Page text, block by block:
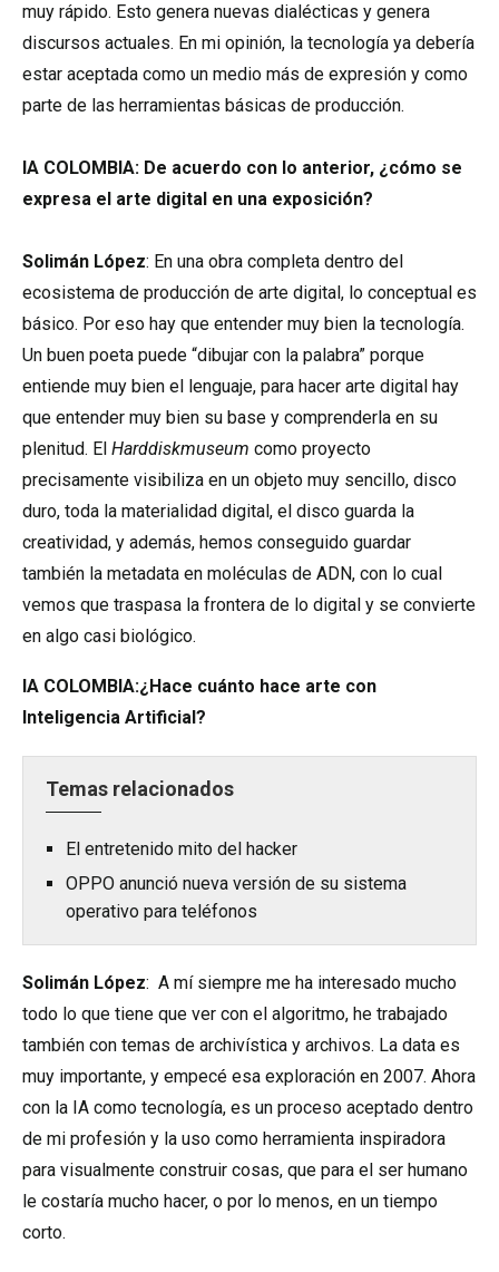
muy rápido. Esto genera nuevas dialécticas y genera
discursos actuales. En mi opinión, la tecnología ya debería
estar aceptada como un medio más de expresión y como
parte de las herramientas básicas de producción.
IA COLOMBIA: De acuerdo con lo anterior, ¿cómo se
expresa el arte digital en una exposición?
Solimán López: En una obra completa dentro del
ecosistema de producción de arte digital, lo conceptual es
básico. Por eso hay que entender muy bien la tecnología.
Un buen poeta puede “dibujar con la palabra” porque
entiende muy bien el lenguaje, para hacer arte digital hay
que entender muy bien su base y comprenderla en su
plenitud. El Harddiskmuseum como proyecto
precisamente visibiliza en un objeto muy sencillo, disco
duro, toda la materialidad digital, el disco guarda la
creatividad, y además, hemos conseguido guardar
también la metadata en moléculas de ADN, con lo cual
vemos que traspasa la frontera de lo digital y se convierte
en algo casi biológico.
IA COLOMBIA:¿Hace cuánto hace arte con
Inteligencia Artificial?
Temas relacionados
El entretenido mito del hacker
OPPO anunció nueva versión de su sistema
operativo para teléfonos
Solimán López: A mí siempre me ha interesado mucho
todo lo que tiene que ver con el algoritmo, he trabajado
también con temas de archivística y archivos. La data es
muy importante, y empecé esa exploración en 2007. Ahora
con la IA como tecnología, es un proceso aceptado dentro
de mi profesión y la uso como herramienta inspiradora
para visualmente construir cosas, que para el ser humano
le costaría mucho hacer, o por lo menos, en un tiempo
corto.